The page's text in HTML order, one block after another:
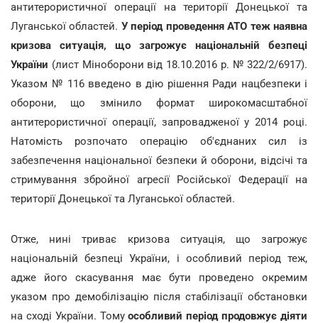
антитерористичної операції на території Донецької та
Луганської областей. У період проведення АТО теж наявна
кризова ситуація, що загрожує національній безпеці
України (лист Міноборони від 18.10.2016 р. № 322/2/6917).
Указом № 116 введено в дію рішення Ради нацбезпеки і
оборони, що змінило формат широкомасштабної
антитерористичної операції, запровадженої у 2014 році.
Натомість розпочато операцію об'єднаних сил із
забезпечення національної безпеки й оборони, відсічі та
стримування збройної агресії Російської Федерації на
території Донецької та Луганської областей.
Отже, нині триває кризова ситуація, що загрожує
національній безпеці України, і особливий період теж,
адже його скасування має бути проведено окремим
указом про демобілізацію після стабілізації обстановки
на сході України. Томуособливий період продовжує діяти